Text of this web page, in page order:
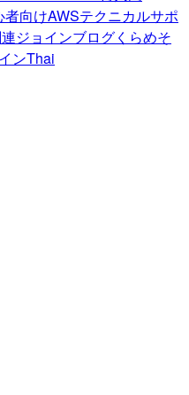
者向けAWSテクニカルサポ
ジョインブログくらめそ
ンThai